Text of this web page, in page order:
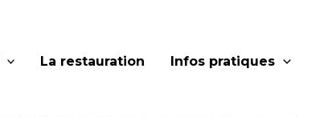
La restauration Infos pratiques